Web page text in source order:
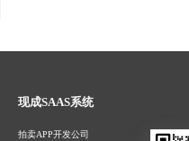
现成SAAS系统
拍卖APP开发公司